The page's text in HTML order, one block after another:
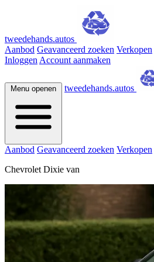
tweedehands.autos
Aanbod Geavanceerd zoeken Verkopen
Inloggen Account aanmaken
Menu openen tweedehands.autos
Aanbod Geavanceerd zoeken Verkopen
Chevrolet Dixie van